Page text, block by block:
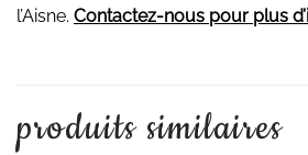
l’Aisne. Contactez-nous pour plus
produits similaires